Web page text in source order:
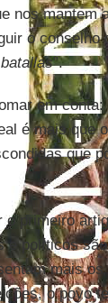
nos mantem
o conselho
”.
em
é mais que
que
primeiro
e políticos
mais
o povo